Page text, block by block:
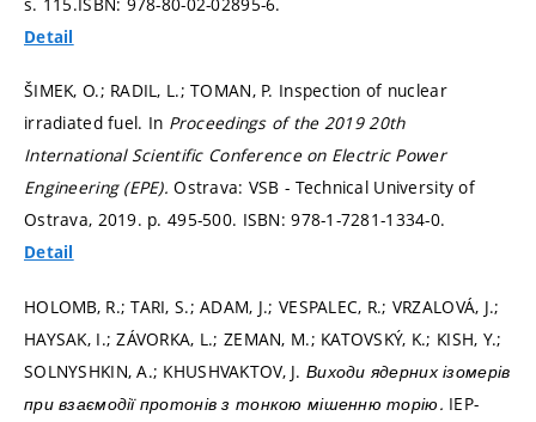
Detail
ŠIMEK, O.; RADIL, L.; TOMAN, P. Inspection of nuclear
irradiated fuel. In Proceedings of the 2019 20th
International Scientific Conference on Electric Power
Engineering (EPE).Ostrava: VSB - Technical University of
Ostrava, 2019. p. 495-500. ISBN: 978-1-7281-1334-0.
Detail
HOLOMB, R.; TARI, S.; ADAM, J.; VESPALEC, R.; VRZALOVÁ, J.;
HAYSAK, I.; ZÁVORKA, L.; ZEMAN, M.; KATOVSKÝ, K.; KISH, Y.;
SOLNYSHKIN, A.; KHUSHVAKTOV, J. Виходи ядерних ізомерів
при взаємодії протонів з тонкою мішенню торію. IEP-